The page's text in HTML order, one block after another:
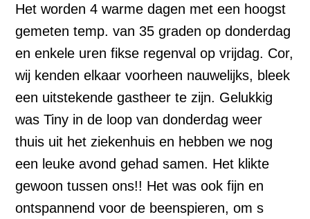
Het worden 4 warme dagen met een hoogst
gemeten temp. van 35 graden op donderdag
en enkele uren fikse regenval op vrijdag. Cor,
wij kenden elkaar voorheen nauwelijks, bleek
een uitstekende gastheer te zijn. Gelukkig
was Tiny in de loop van donderdag weer
thuis uit het ziekenhuis en hebben we nog
een leuke avond gehad samen. Het klikte
gewoon tussen ons!! Het was ook fijn en
ontspannend voor de beenspieren, om s